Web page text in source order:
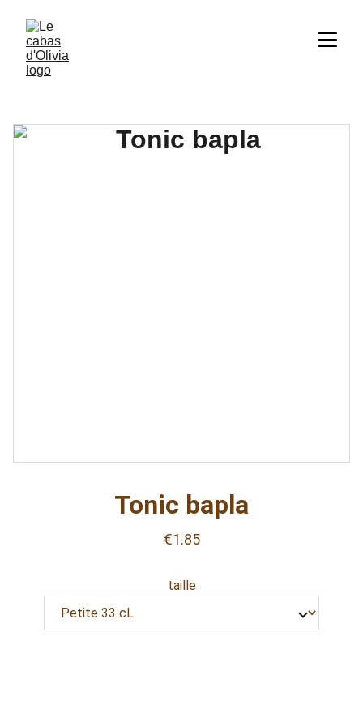
Tonic bapla
€1.85
taille